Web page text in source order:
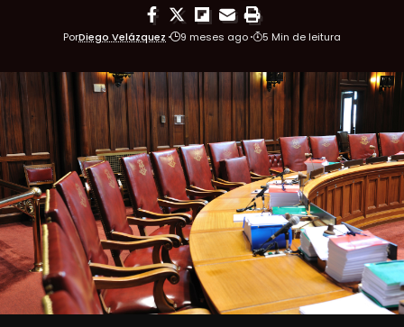
PorDiego Velázquez 9 meses ago 5 Min de leitura